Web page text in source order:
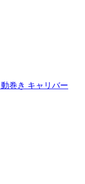
巻き キャリバー